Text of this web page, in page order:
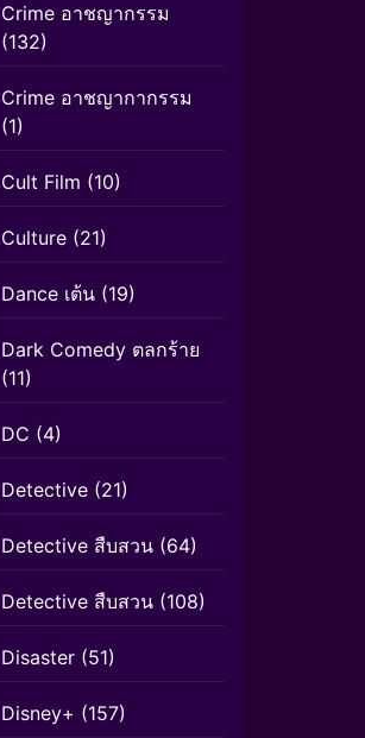
Crime อาชญากรรม
(132)
Crime อาชญากากรรม
(1)
Cult Film (10)
Culture (21)
Dance เต้น (19)
Dark Comedy ตลกร้าย
(11)
DC (4)
Detective (21)
Detective สืบสวน (64)
Detective สืบสวน (108)
Disaster (51)
Disney+ (157)